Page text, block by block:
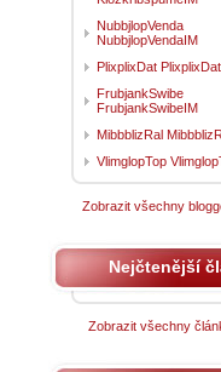
NubbjlopVenda
NubbjlopVendaIM
PlixplixDat
FrubjankSwibe
FrubjankSwibeIM
MibbblizRal
VlimglopTop
Zobrazit všechny
Nejčtenější
Zobrazit všechny